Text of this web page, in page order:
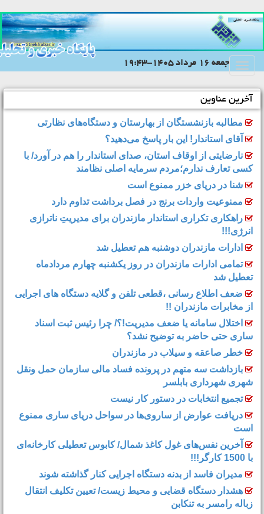
Toggle
جمعه 16 مرداد 1405-19:43
آخرین عناوین
مطالبه بازنشستگان از بهارستان و دستگاه‌های نظارتی
آقای استاندار! این بار پاسخ می‌دهید؟
نارضایتی از اوقاف استان، صدای استاندار را هم در آورد/ با
کسی تعارف ندارم؛مردم سرمایه اصلی نظامند
شنا در دریای خزر ممنوع است
ممنوعیت واردات برنج در فصل برداشت تداوم دارد
راهکاری تکراری استاندار مازندران برای مدیریتِ ناترازی
انرژی!!!
ادارات مازندران دوشنبه هم تعطیل شد
تمامی ادارات مازندران در روز یکشنبه چهارم مردادماه
تعطیل شد
ضعف اطلاع رسانی ،قطعی تلفن و گلایه دستگاه های اجرایی
از مخابرات مازندران !!
اختلال سامانه یا ضعف مدیریت!؟/ چرا رئیس ثبت اسناد
ساری حتی حاضر به توضیح نشد؟
خطر صاعقه و سیلاب در مازندران
بازداشت سه متهم در پرونده فساد مالی سازمان حمل‌ ونقل
شهری شهرداری بابلسر
تجمیع انتخابات در دستور کار نیست
دریافت عوارض از ساروی‌ها در سواحل دریای ساری ممنوع
است
آخرین نفس‌های غول کاغذ شمال‌/ ‌کابوس تعطیلی کارخانه‌ای
مدیران فاسد از بدنه دستگاه اجرایی کنار گذاشته شوند
هشدار دستگاه قضایی و محیط زیست/ تعیین تکلیف انتقال
زباله رامسر به تنکابن